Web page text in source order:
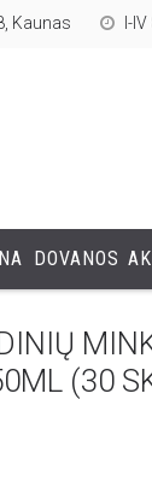
Kaunas I-
DOVANOS
(30